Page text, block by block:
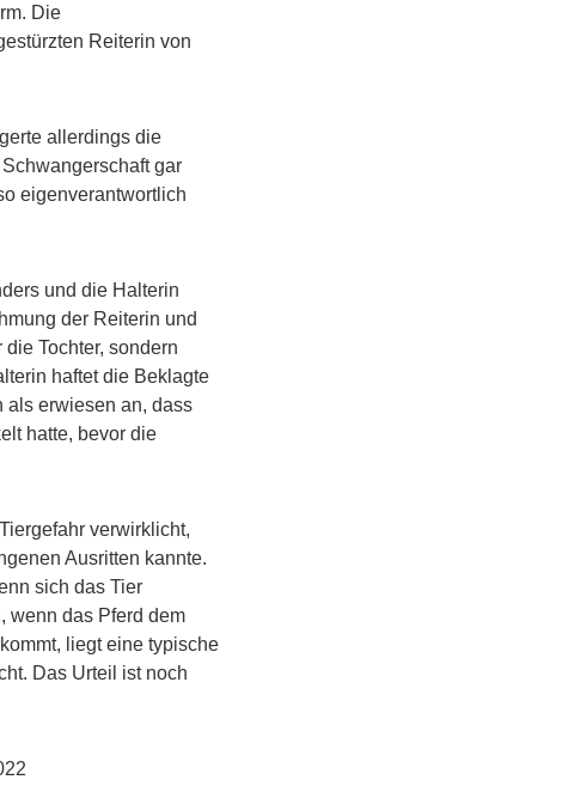
Die
Reiterin von
allerdings die
gar
eigenverantwortlich
und die Halterin
der Reiterin und
Tochter, sondern
haftet die Beklagte
als erwiesen an, dass
hatte, bevor die
verwirklicht,
Ausritten kannte.
sich das Tier
wenn das Pferd dem
liegt eine typische
Das Urteil ist noch